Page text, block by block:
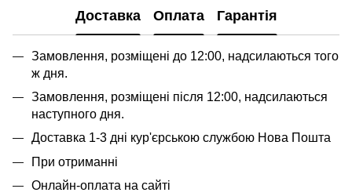
Доставка Оплата Гарантія
Замовлення, розміщені до 12:00, надсилаються того
ж дня.
Замовлення, розміщені після 12:00, надсилаються
наступного дня.
Доставка 1-3 дні кур'єрською службою Нова Пошта
При отриманні
Онлайн-оплата на сайті